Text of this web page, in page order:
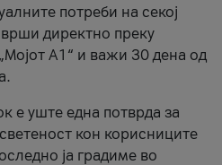
потреби на секој
директно преку
А1“ и важи 30 дена од
е уште една потврда за
кон корисниците
ја градиме во